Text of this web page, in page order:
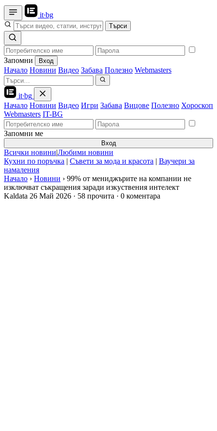
it·bg
Търси
Запомни Вход
Начало Новини Видео Забава Полезно Webmasters
it·bg
Начало Новини Видео Игри Забава Вицове Полезно Хороскоп
Webmasters IT-BG
Запомни ме
Вход
Всички новини|Любими новини
Кухни по поръчка | Съвети за мода и красота | Ваучери за
намаления
Начало › Новини › 99% от мениджърите на компании не
изключват съкращения заради изкуствения интелект
Kaldata 26 Май 2026 · 58 прочита · 0 коментара